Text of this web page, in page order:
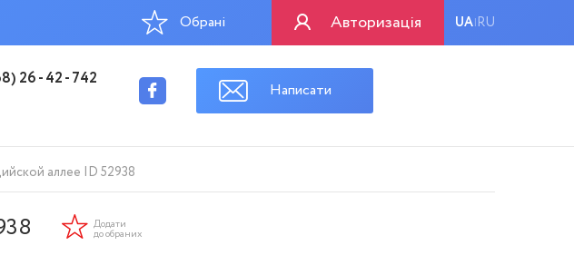
Авторизація UA|RU
Обрані
26 - 42 - 742
Написати
аллее ID 52938
Додати
до обраних